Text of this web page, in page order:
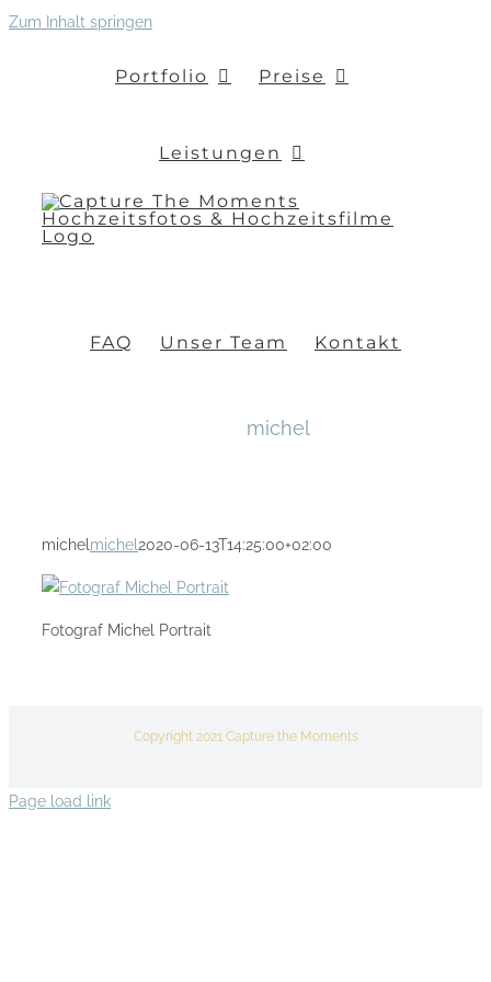
Zum Inhalt springen
Portfolio Preise
Leistungen
FAQ Unser Team Kontakt
michel
michel michel 2020-06-13T14:25:00+02:00
Fotograf Michel Portrait
Copyright 2021 Capture the Moments
Page load link